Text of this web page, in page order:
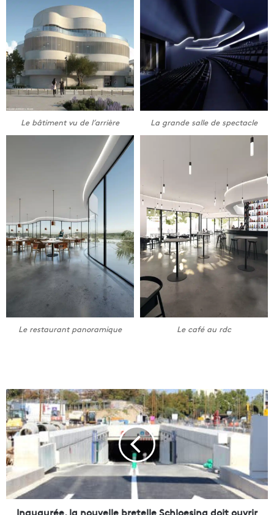
Le bâtiment vu de l’arrière La grande salle de spectacle
Le restaurant panoramique Le café au rdc
I
n
a
u
g
u
r
é
e
Inaugurée, la nouvelle bretelle Schloesing doit ouvrir